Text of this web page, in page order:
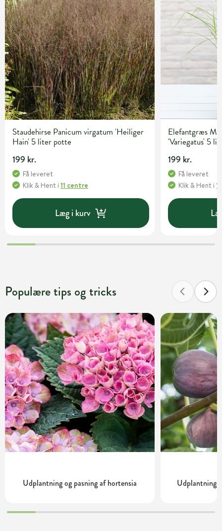
Staudehirse Panicum virgatum 'Heiliger
Hain' 5 liter potte
199 kr.
Få leveret
Klik & Hent i 11 centre
Læg i kurv
Elefantgræs
'Variegatus' 5
199 kr.
Få leveret
Klik & Hent i
Populære tips og tricks
Udplantning og pasning af hortensia Udplantning